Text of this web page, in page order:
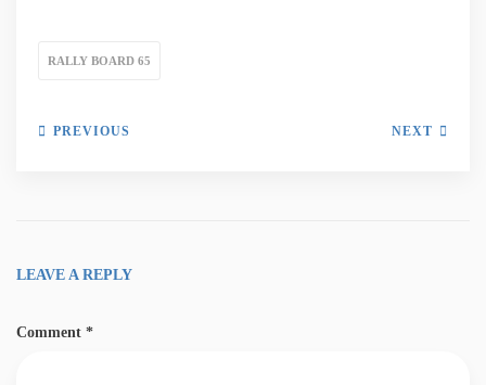
RALLY BOARD 65
PREVIOUS NEXT
LEAVE A REPLY
Comment *